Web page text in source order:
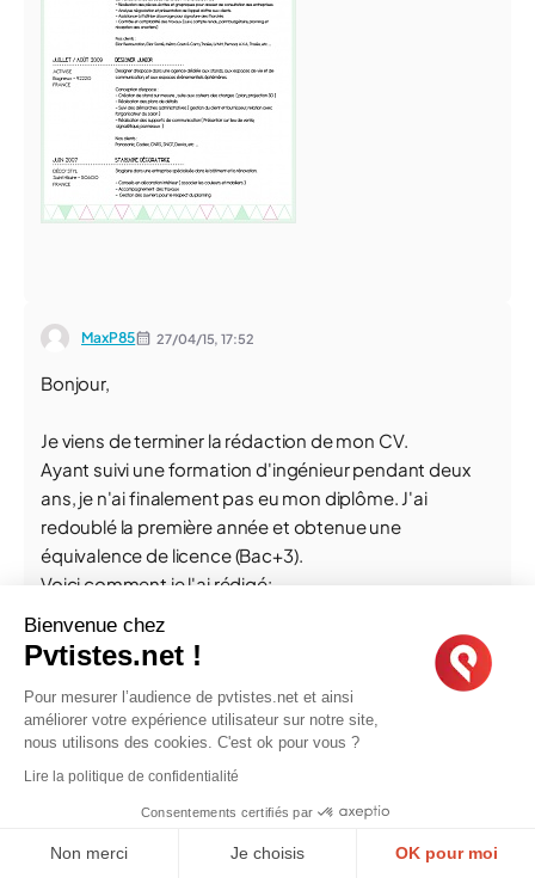
MaxP85 27/04/15,17:52
Bonjour,
Je viens de terminer la rédaction de mon CV.
Ayant suivi une formation d'ingénieur pendant deux
ans, je n'ai finalement pas eu mon diplôme. J'ai
redoublé la première année et obtenue une
équivalence de licence (Bac+3).
Voici comment je l'ai rédigé:
Maxime Pavageau
3 Rue du Bordage Lucas, La Guyonnière, France,
85600
06.**.**.**.**
***********@gmail.com
Bienvenue chez
Pvtistes.net !
Pour mesurer l’audience de pvtistes.net et ainsi
améliorer votre expérience utilisateur sur notre site,
nous utilisons des cookies. C'est ok pour vous ?
Lire la politique de confidentialité
Consentements certifiés par
Non merci Je choisis OK pour moi